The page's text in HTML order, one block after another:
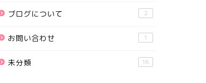
ブログについて 2
お問い合わせ 1
未分類 16